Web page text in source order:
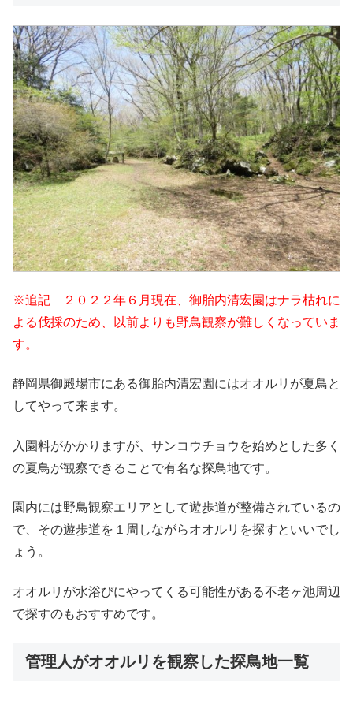
※追記 ２０２２年６月現在、御胎内清宏園はナラ枯れに
よる伐採のため、以前よりも野鳥観察が難しくなっていま
す。
静岡県御殿場市にある御胎内清宏園にはオオルリが夏鳥と
してやって来ます。
入園料がかかりますが、サンコウチョウを始めとした多く
の夏鳥が観察できることで有名な探鳥地です。
園内には野鳥観察エリアとして遊歩道が整備されているの
で、その遊歩道を１周しながらオオルリを探すといいでし
ょう。
オオルリが水浴びにやってくる可能性がある不老ヶ池周辺
で探すのもおすすめです。
管理人がオオルリを観察した探鳥地一覧